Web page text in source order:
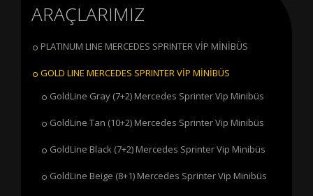
ARAÇLARIMIZ
PLATINUM LINE MERCEDES SPRINTER VİP MİNİBÜS
GOLD LINE MERCEDES SPRINTER VİP MİNİBÜS
GoldLine Gray (7+2) Mercedes Sprinter Vip Minibüs
GoldLine Tan (10+2) Mercedes Sprinter Vip Minibüs
GoldLine Black (7+2) Mercedes Sprinter Vip Minibüs
GoldLine Beige (8+1) Mercedes Sprinter Vip Minibüs